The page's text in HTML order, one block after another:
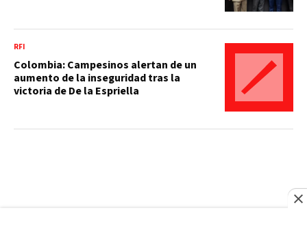
RFI
Colombia: Campesinos alertan de un
aumento de la inseguridad tras la
victoria de De la Espriella